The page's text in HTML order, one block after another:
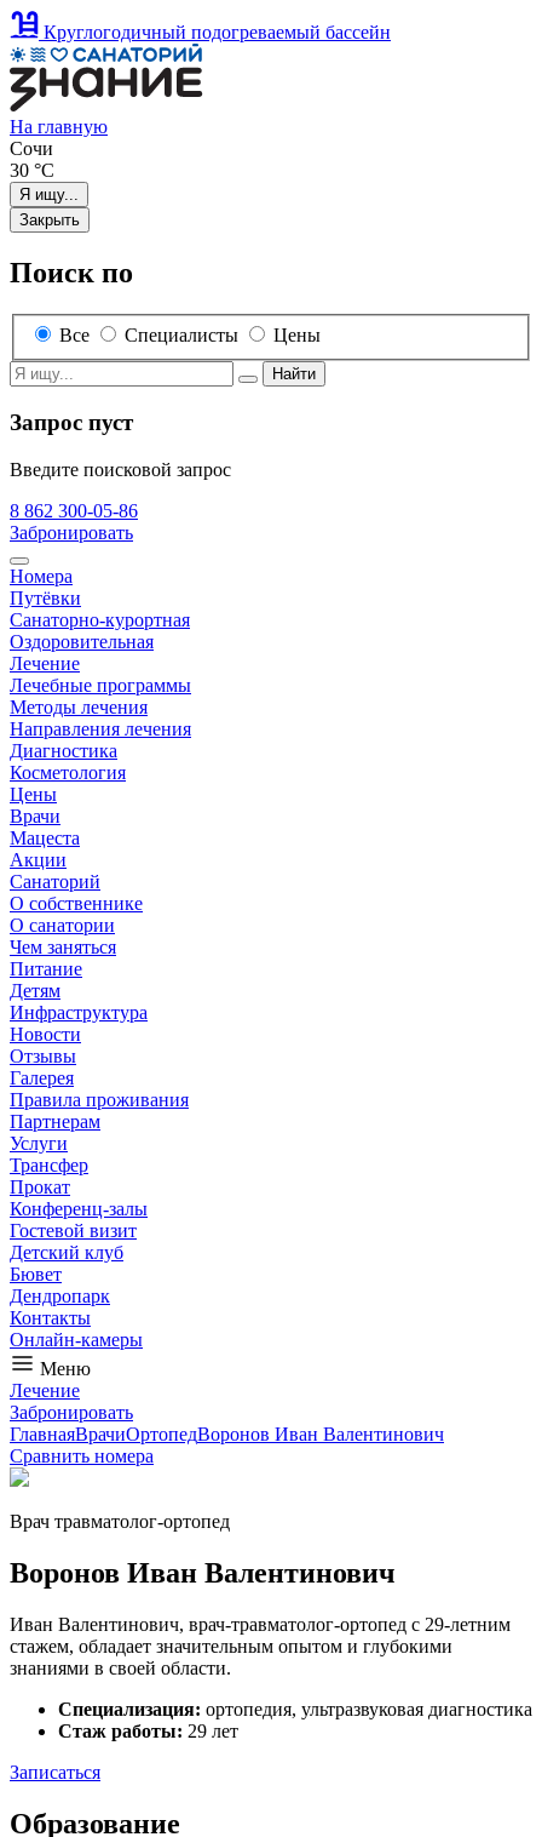
Круглогодичный подогреваемый бассейн
На главную
Сочи
30 °C
Я ищу...
Закрыть
Поиск по
Все Специалисты Цены
Найти
Запрос пуст
Введите поисковой запрос
8 862 300-05-86
Забронировать
Номера
Путёвки
Санаторно-курортная
Оздоровительная
Лечение
Лечебные программы
Методы лечения
Направления лечения
Диагностика
Косметология
Цены
Врачи
Мацеста
Акции
Санаторий
О собственнике
О санатории
Чем заняться
Питание
Детям
Инфраструктура
Новости
Отзывы
Галерея
Правила проживания
Партнерам
Услуги
Трансфер
Прокат
Конференц-залы
Гостевой визит
Детский клуб
Бювет
Дендропарк
Контакты
Онлайн-камеры
Меню
Лечение
Забронировать
ГлавнаяВрачиОртопедВоронов Иван Валентинович
Сравнить номера
Врач травматолог-ортопед
Воронов Иван Валентинович
Иван Валентинович, врач-травматолог-ортопед с 29-летним
стажем, обладает значительным опытом и глубокими
знаниями в своей области.
Специализация: ортопедия, ультразвуковая диагностика
Стаж работы: 29 лет
Записаться
Образование